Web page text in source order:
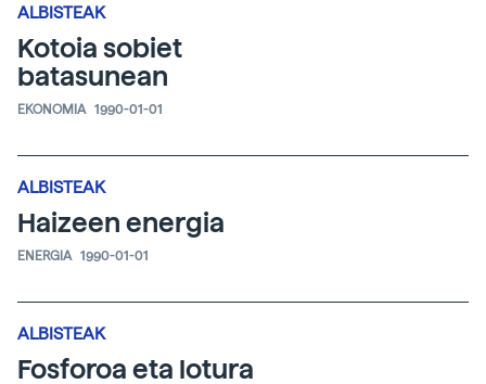
ALBISTEAK
Kotoia sobiet
batasunean
EKONOMIA 1990-01-01
ALBISTEAK
Haizeen energia
ENERGIA 1990-01-01
ALBISTEAK
Fosforoa eta lotura